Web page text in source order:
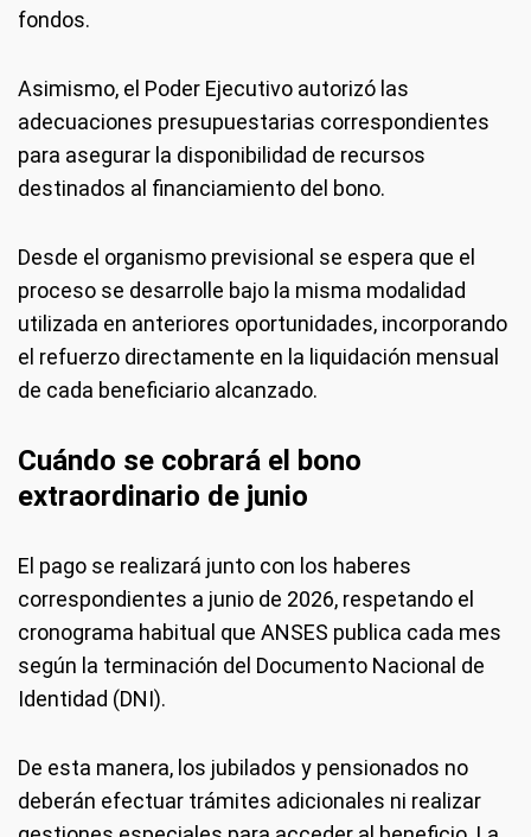
fondos.
Asimismo, el Poder Ejecutivo autorizó las
adecuaciones presupuestarias correspondientes
para asegurar la disponibilidad de recursos
destinados al financiamiento del bono.
Desde el organismo previsional se espera que el
proceso se desarrolle bajo la misma modalidad
utilizada en anteriores oportunidades, incorporando
el refuerzo directamente en la liquidación mensual
de cada beneficiario alcanzado.
Cuándo se cobrará el bono
extraordinario de junio
El pago se realizará junto con los haberes
correspondientes a junio de 2026, respetando el
cronograma habitual que ANSES publica cada mes
según la terminación del Documento Nacional de
Identidad (DNI).
De esta manera, los jubilados y pensionados no
deberán efectuar trámites adicionales ni realizar